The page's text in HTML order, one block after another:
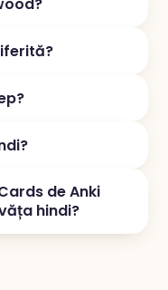
de Anki
hindi?